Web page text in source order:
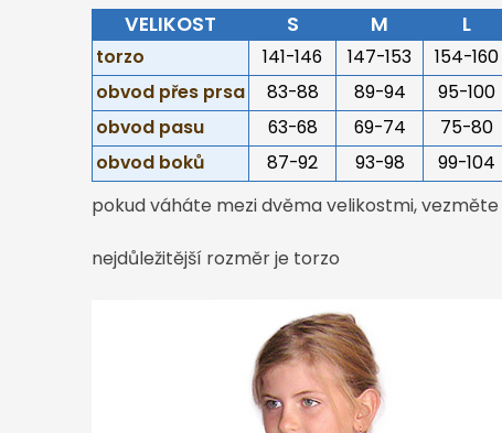
VELIKOST S M L
torzo 141-146 147-153
154-160
obvod přes prsa
83-88 89-94
95-100
obvod pasu
63-68 69-74
75-80
obvod boků
87-92 93-98
99-104
pokud váháte mezi dvěma velikostmi,
nejdůležitější rozměr je torzo